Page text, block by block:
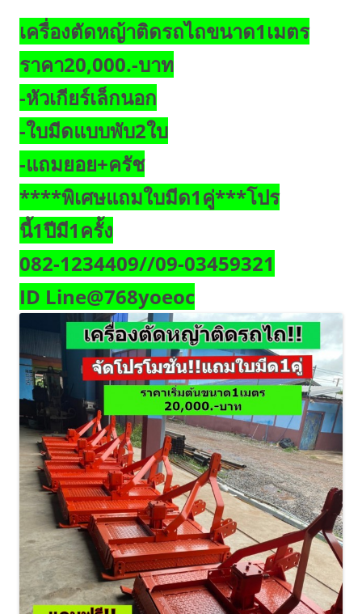
เครื่องตัดหญ้าติดรถไถขนาด1เมตร
ราคา20,000.-บาท
-หัวเกียร์เล็กนอก
-ใบมีดแบบพับ2ใบ
-แถมยอย+ครัช
****พิเศษแถมใบมีด1คู่***โปร
นี้1ปีมี1ครั้ง
082-1234409//09-03459321
ID Line@768yoeoc